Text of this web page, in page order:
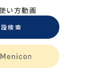
い方動画
検索